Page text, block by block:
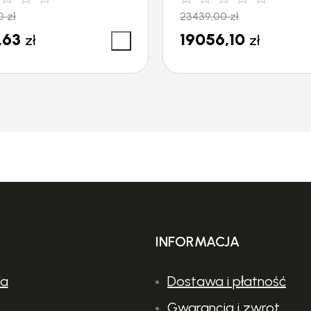
113 cm
29 mm
zł
zł
23439,00zł
19056,10 zł
INFORMACJA
Dostawa i płatność